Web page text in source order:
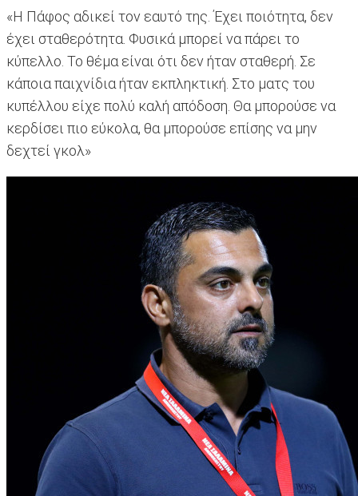
«Η Πάφος αδικεί τον εαυτό της. Έχει ποιότητα, δεν
έχει σταθερότητα. Φυσικά μπορεί να πάρει το
κύπελλο. Το θέμα είναι ότι δεν ήταν σταθερή. Σε
κάποια παιχνίδια ήταν εκπληκτική. Στο ματς του
κυπέλλου είχε πολύ καλή απόδοση. Θα μπορούσε να
κερδίσει πιο εύκολα, θα μπορούσε επίσης να μην
δεχτεί γκολ»